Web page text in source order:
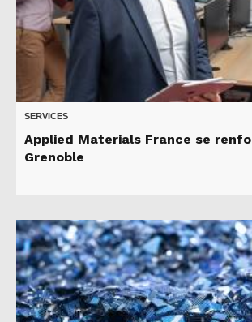
SERVICES
Applied Materials France se
Grenoble